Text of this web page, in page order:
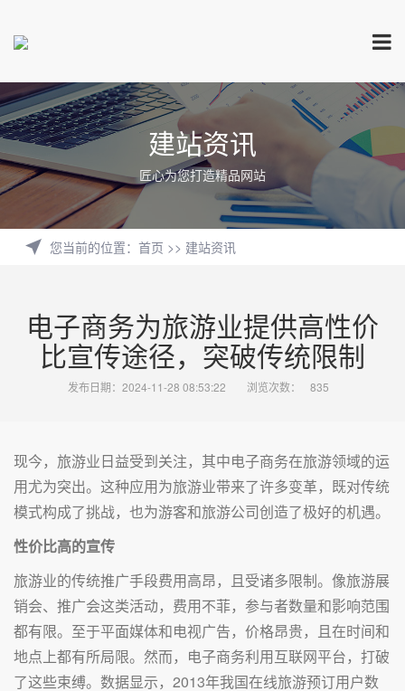
建站资讯
匠心为您打造精品网站
您当前的位置： 首页 >> 建站资讯
电子商务为旅游业提供高性价
比宣传途径，突破传统限制
发布日期：2024-11-28 08:53:22 浏览次数： 835
现今，旅游业日益受到关注，其中电子商务在旅游领域的运
用尤为突出。这种应用为旅游业带来了许多变革，既对传统
模式构成了挑战，也为游客和旅游公司创造了极好的机遇。
性价比高的宣传
旅游业的传统推广手段费用高昂，且受诸多限制。像旅游展
销会、推广会这类活动，费用不菲，参与者数量和影响范围
都有限。至于平面媒体和电视广告，价格昂贵，且在时间和
地点上都有所局限。然而，电子商务利用互联网平台，打破
了这些束缚。数据显示，2013年我国在线旅游预订用户数